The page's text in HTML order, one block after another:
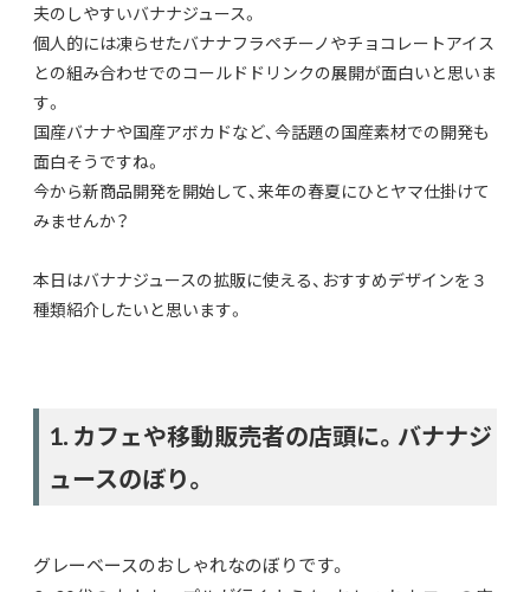
夫のしやすいバナナジュース。
個人的には凍らせたバナナフラペチーノやチョコレートアイス
との組み合わせでのコールドドリンクの展開が面白いと思いま
す。
国産バナナや国産アボカドなど、今話題の国産素材での開発も
面白そうですね。
今から新商品開発を開始して、来年の春夏にひとヤマ仕掛けて
みませんか？
本日はバナナジュースの拡販に使える、おすすめデザインを３
種類紹介したいと思います。
1. カフェや移動販売者の店頭に。バナナジ
ュースのぼり。
グレーベースのおしゃれなのぼりです。